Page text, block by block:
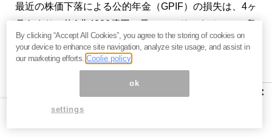
最近の株価下落による公的年金（GPIF）の損失は、4ヶ
月あまりで約1兆4000億円。元ファンドマネジャーで衆
議院議員政策顧問を務めた近藤駿介氏は、「国は株式
比率を高位に保っている理由を国民に説明すべきだ」
頓挫すれば、日本の公的年金制度は崩壊する」と警鐘
を鳴らしている。
×
By clicking “Accept All Cookies”, you agree to the storing of cookies on
your device to enhance site navigation, analyze site usage, and assist in
our marketing efforts.Coolie policy
ok
settings